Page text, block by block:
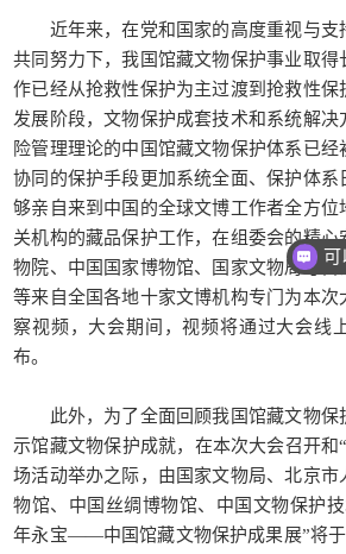
近年来，在党和国家的高度重视与支
共同努力下，我国馆藏文物保护事业取得
作已经从抢救性保护为主过渡到抢救性保
发展阶段，文物保护成套技术和系统解决
险管理理论的中国馆藏文物保护体系已
协同的保护手段更加系统全面、保护体系
够亲自来到中国的全球文博工作者全方位
关机构的藏品保护工作，在组委会的精
物院、中国国家博物馆、国家文物局考古
等来自全国各地十家文博机构专门为本次
察视频，大会期间，视频将通过大会线
布。
此外，为了全面回顾我国馆藏文物保
示馆藏文物保护成就，在本次大会召开和
场活动举办之际，由国家文物局、北京市
物馆、中国丝绸博物馆、中国文物保护
年永宝——中国馆藏文物保护成果展”将